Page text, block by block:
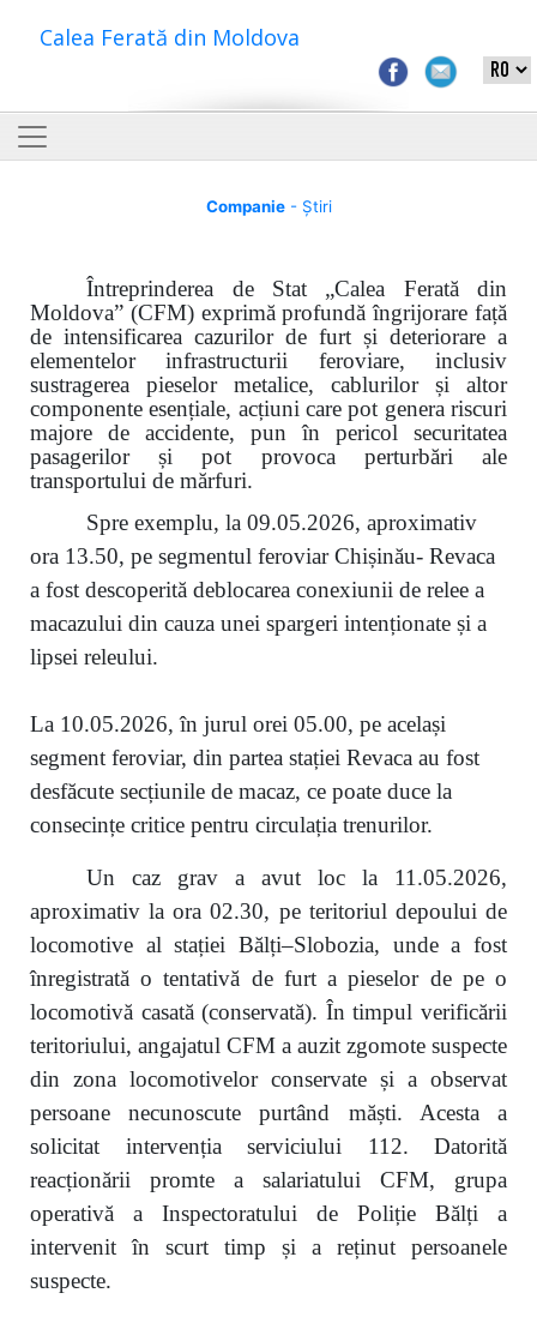
Calea Ferată din Moldova
Companie- Știri
Întreprinderea de Stat „Calea Ferată din
Moldova” (CFM) exprimă profundă îngrijorare față
de intensificarea cazurilor de furt și deteriorare a
elementelor infrastructurii feroviare, inclusiv
sustragerea pieselor metalice, cablurilor și altor
componente esențiale, acțiuni care pot genera riscuri
majore de accidente, pun în pericol securitatea
pasagerilor și pot provoca perturbări ale
transportului de mărfuri.
Spre exemplu, la 09.05.2026, aproximativ
ora 13.50, pe segmentul feroviar Chișinău- Revaca
a fost descoperită deblocarea conexiunii de relee a
macazului din cauza unei spargeri intenționate și a
lipsei releului.
La 10.05.2026, în jurul orei 05.00, pe același
segment feroviar, din partea stației Revaca au fost
desfăcute secțiunile de macaz, ce poate duce la
consecințe critice pentru circulația trenurilor.
Un caz grav a avut loc la 11.05.2026,
aproximativ la ora 02.30, pe teritoriul depoului de
locomotive al stației Bălți–Slobozia, unde a fost
înregistrată o tentativă de furt a pieselor de pe o
locomotivă casată (conservată). În timpul verificării
teritoriului, angajatul CFM a auzit zgomote suspecte
din zona locomotivelor conservate și a observat
persoane necunoscute purtând măști. Acesta a
solicitat intervenția serviciului 112. Datorită
reacționării promte a salariatului CFM, grupa
operativă a Inspectoratului de Poliție Bălți a
intervenit în scurt timp și a reținut persoanele
suspecte.